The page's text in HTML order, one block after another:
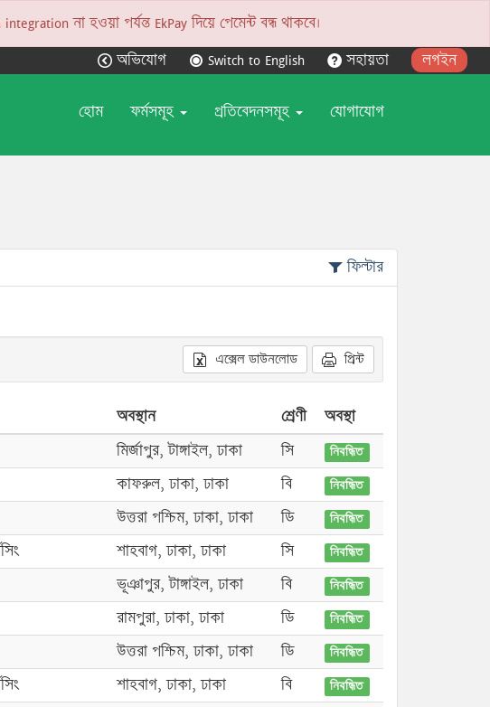
না হওয়া পর্যন্ত EkPay দিয়ে পেমেন্ট বন্ধ থাকবে।
অভিযোগ Switch to English সহায়তা লগইন
হোম ফর্মসমূহ প্রতিবেদনসমূহ যোগাযোগ
ফিল্টার
এক্সেল ডাউনলোড প্রিন্ট
অবস্থান শ্রেণী
অবস্থা
মির্জাপুর, টাঙ্গাইল, ঢাকা সি নিবন্ধিত
কাফরুল, ঢাকা, ঢাকা বি নিবন্ধিত
উত্তরা পশ্চিম, ঢাকা, ঢাকা ডি নিবন্ধিত
শাহবাগ, ঢাকা, ঢাকা সি নিবন্ধিত
ভূঞাপুর, টাঙ্গাইল, ঢাকা বি নিবন্ধিত
রামপুরা, ঢাকা, ঢাকা ডি নিবন্ধিত
উত্তরা পশ্চিম, ঢাকা, ঢাকা ডি নিবন্ধিত
শাহবাগ, ঢাকা, ঢাকা বি নিবন্ধিত